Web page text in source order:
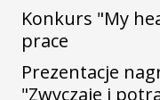
Konkurs "My
prace
Prezentacje
"Zwyczaje i